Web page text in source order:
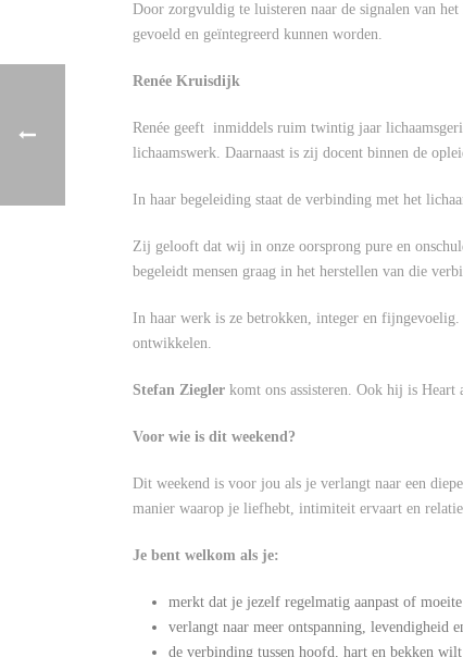
Door zorgvuldig te luisteren naar de signalen van
gevoeld en geïntegreerd kunnen worden.
Renée Kruisdijk
Renée geeft inmiddels ruim twintig jaar
lichaamswerk. Daarnaast is zij docent binnen de
In haar begeleiding staat de verbinding met het
Zij gelooft dat wij in onze oorsprong pure en
begeleidt mensen graag in het herstellen van die
In haar werk is ze betrokken, integer en
ontwikkelen.
Stefan Ziegler komt ons assisteren. Ook hij is Heart
Voor wie is dit weekend?
Dit weekend is voor jou als je verlangt naar een
manier waarop je liefhebt, intimiteit ervaart en
Je bent welkom als je:
merkt dat je jezelf regelmatig aanpast of
verlangt naar meer ontspanning, levendigheid
de verbinding tussen hoofd, hart en bekken